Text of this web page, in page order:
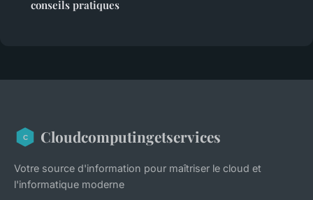
conseils pratiques
Cloudcomputingetservices
Votre source d'information pour maîtriser le cloud et
l'informatique moderne